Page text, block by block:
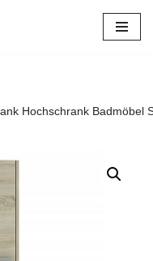
Hochschrank Badmöbel